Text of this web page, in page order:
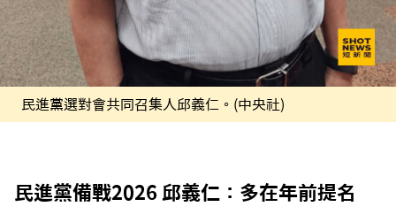
民進黨選對會共同召集人邱義仁。(中央社)
民進黨備戰2026 邱義仁：多在年前提名